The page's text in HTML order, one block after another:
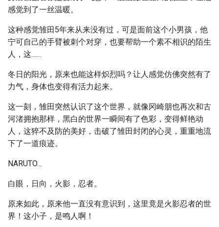
感觉到了一丝温暖。
这种感觉雏田5年来从来没有过，可是面前这个小男孩，他
宁可自己的手臂被刺个对穿，也要帮助一个素不相识的陌生
人，这……
冬日的阳光，原来也能这样炽烈吗？让人感觉仿佛突然有了
力气，身体也变得有活力起来。
这一刻，雏田突然认识了这个世界，就像冈崎朋也再次和古
河渚拥抱那样，黑白的世界一瞬间有了色彩，变得鲜艳动
人，这猝不及防的美好，击破了雏田封闭的心灵，重重地流
下了一道痕迹。
NARUTO…
白眼，日向，火影，忍者。
原来如此，原来他一直没有意识到，这里竟是火影忍者的世
界！这小子，是鸣人啊！